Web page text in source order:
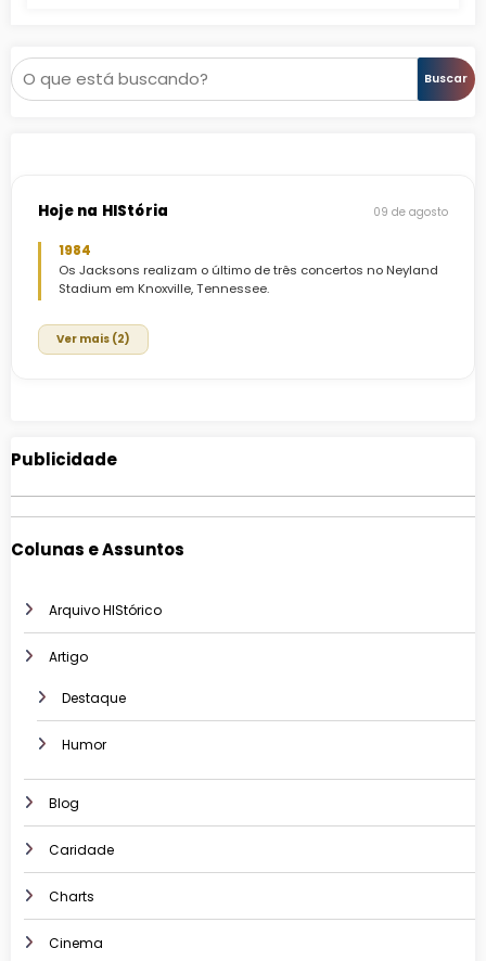
Pesquisar Buscar
Hoje na HIStória 09 de agosto
1984
Os Jacksons realizam o último de três concertos no Neyland
Stadium em Knoxville, Tennessee.
Ver mais (2)
Publicidade
Colunas e Assuntos
Arquivo HIStórico
Artigo
Destaque
Humor
Blog
Caridade
Charts
Cinema